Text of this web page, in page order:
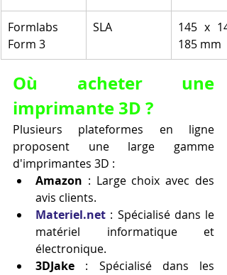
Formlabs
Form 3
SLA
145 x
185 mm
Où acheter une
imprimante 3D ?
Plusieurs plateformes en ligne
proposent une large gamme
d'imprimantes 3D :
Amazon : Large choix avec des
avis clients.
Materiel.net : Spécialisé dans le
matériel informatique et
électronique.
3DJake : Spécialisé dans les